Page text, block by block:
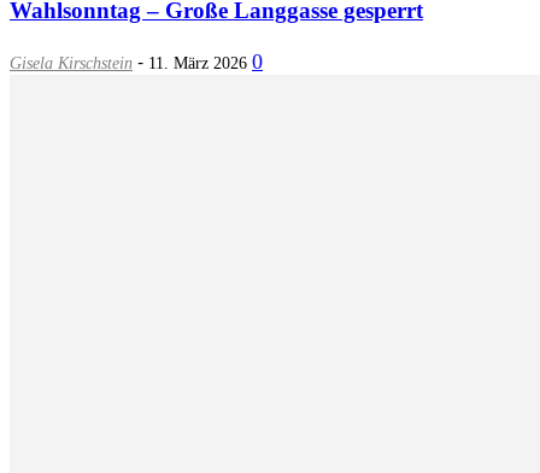
Wahlsonntag – Große Langgasse gesperrt
Gisela Kirschstein - 11. März 2026 0